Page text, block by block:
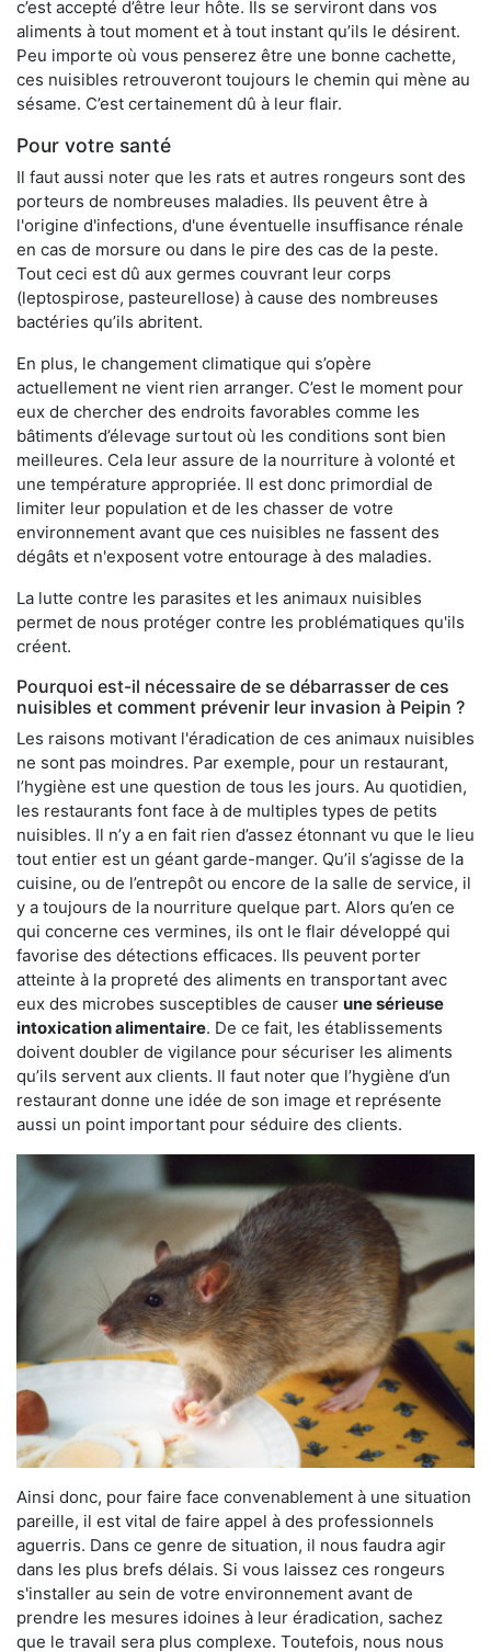
c’est accepté d’être leur hôte. Ils se serviront dans vos
aliments à tout moment et à tout instant qu’ils le désirent.
Peu importe où vous penserez être une bonne cachette,
ces nuisibles retrouveront toujours le chemin qui mène au
sésame. C’est certainement dû à leur flair.
Pour votre santé
Il faut aussi noter que les rats et autres rongeurs sont des
porteurs de nombreuses maladies. Ils peuvent être à
l'origine d'infections, d'une éventuelle insuffisance rénale
en cas de morsure ou dans le pire des cas de la peste.
Tout ceci est dû aux germes couvrant leur corps
(leptospirose, pasteurellose) à cause des nombreuses
bactéries qu’ils abritent.
En plus, le changement climatique qui s’opère
actuellement ne vient rien arranger. C’est le moment pour
eux de chercher des endroits favorables comme les
bâtiments d’élevage surtout où les conditions sont bien
meilleures. Cela leur assure de la nourriture à volonté et
une température appropriée. Il est donc primordial de
limiter leur population et de les chasser de votre
environnement avant que ces nuisibles ne fassent des
dégâts et n'exposent votre entourage à des maladies.
La lutte contre les parasites et les animaux nuisibles
permet de nous protéger contre les problématiques qu'ils
créent.
Pourquoi est-il nécessaire de se débarrasser de ces
nuisibles et comment prévenir leur invasion à Peipin ?
Les raisons motivant l'éradication de ces animaux nuisibles
ne sont pas moindres. Par exemple, pour un restaurant,
l’hygiène est une question de tous les jours. Au quotidien,
les restaurants font face à de multiples types de petits
nuisibles. Il n’y a en fait rien d’assez étonnant vu que le lieu
tout entier est un géant garde-manger. Qu’il s’agisse de la
cuisine, ou de l’entrepôt ou encore de la salle de service, il
y a toujours de la nourriture quelque part. Alors qu’en ce
qui concerne ces vermines, ils ont le flair développé qui
favorise des détections efficaces. Ils peuvent porter
atteinte à la propreté des aliments en transportant avec
eux des microbes susceptibles de causer une sérieuse
intoxication alimentaire. De ce fait, les établissements
doivent doubler de vigilance pour sécuriser les aliments
qu’ils servent aux clients. Il faut noter que l’hygiène d’un
restaurant donne une idée de son image et représente
aussi un point important pour séduire des clients.
Ainsi donc, pour faire face convenablement à une situation
pareille, il est vital de faire appel à des professionnels
aguerris. Dans ce genre de situation, il nous faudra agir
dans les plus brefs délais. Si vous laissez ces rongeurs
s'installer au sein de votre environnement avant de
prendre les mesures idoines à leur éradication, sachez
que le travail sera plus complexe. Toutefois, nous nous